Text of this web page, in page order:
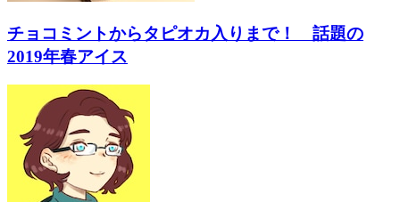
チョコミントからタピオカ入りまで！ 話題の
2019年春アイス